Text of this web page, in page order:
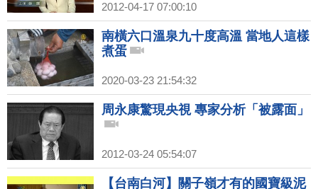
2012-04-17 07:00:10
南橫六口溫泉九十度高溫 當地人這樣
煮蛋
2020-03-23 21:54:32
周永康驚現央視 專家分析「被露面」
2012-03-24 05:54:07
【台南白河】關子嶺才有的國寶級泥